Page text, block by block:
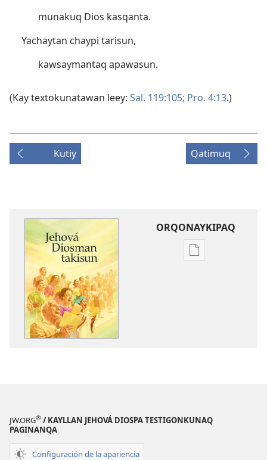
munakuq Dios kasqanta.
Yachaytan chaypi tarisun,
kawsaymantaq apawasun.
(Kay textokunatawan leey: Sal. 119:105; Pro. 4:13.)
Kutiy Qatimuq
ORQONAYKIPAQ
Kaypi
JW.ORG® / KAYLLAN JEHOVÁ DIOSPA TESTIGONKUNAQ
PAGINANQA
Configuración de la apariencia